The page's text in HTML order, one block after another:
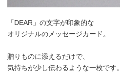
「DEAR」の文字が印象的な
オリジナルのメッセージカード。
贈りものに添えるだけで、
気持ちが少し伝わるような一枚です。